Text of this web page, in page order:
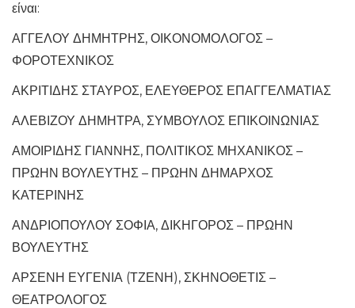
είναι:
ΑΓΓΕΛΟΥ ΔΗΜΗΤΡΗΣ, ΟΙΚΟΝΟΜΟΛΟΓΟΣ –
ΦΟΡΟΤΕΧΝΙΚΟΣ
ΑΚΡΙΤΙΔΗΣ ΣΤΑΥΡΟΣ, ΕΛΕΥΘΕΡΟΣ ΕΠΑΓΓΕΛΜΑΤΙΑΣ
ΑΛΕΒΙΖΟΥ ΔΗΜΗΤΡΑ, ΣΥΜΒΟΥΛΟΣ ΕΠΙΚΟΙΝΩΝΙΑΣ
ΑΜΟΙΡΙΔΗΣ ΓΙΑΝΝΗΣ, ΠΟΛΙΤΙΚΟΣ ΜΗΧΑΝΙΚΟΣ –
ΠΡΩΗΝ ΒΟΥΛΕΥΤΗΣ – ΠΡΩΗΝ ΔΗΜΑΡΧΟΣ
ΚΑΤΕΡΙΝΗΣ
ΑΝΔΡΙΟΠΟΥΛΟΥ ΣΟΦΙΑ, ΔΙΚΗΓΟΡΟΣ – ΠΡΩΗΝ
ΒΟΥΛΕΥΤΗΣ
ΑΡΣΕΝΗ ΕΥΓΕΝΙΑ (ΤΖΕΝΗ), ΣΚΗΝΟΘΕΤΙΣ –
ΘΕΑΤΡΟΛΟΓΟΣ